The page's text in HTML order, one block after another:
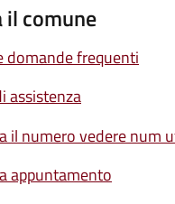
comune
domande frequenti
assistenza
il numero vedere num
appuntamento